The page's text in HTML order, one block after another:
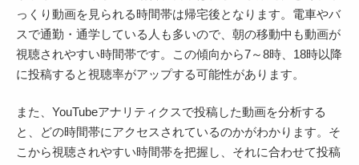
っくり動画を見られる時間帯は帰宅後となります。電車やバ
スで通勤・通学している人も多いので、朝の移動中も動画が
視聴されやすい時間帯です。この傾向から7～8時、18時以降
に投稿すると視聴率がアップする可能性があります。
また、YouTubeアナリティクスで投稿した動画を分析する
と、どの時間帯にアクセスされているのかがわかります。そ
こから視聴されやすい時間帯を把握し、それに合わせて投稿